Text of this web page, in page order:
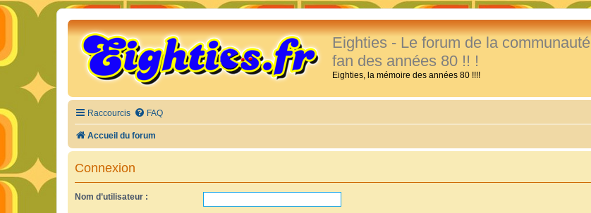
Eighties - Le forum de la communauté
fan des années 80 !! !
Eighties, la mémoire des années 80 !!!!
Raccourcis FAQ
Accueil du forum
Connexion
Nom d’utilisateur :